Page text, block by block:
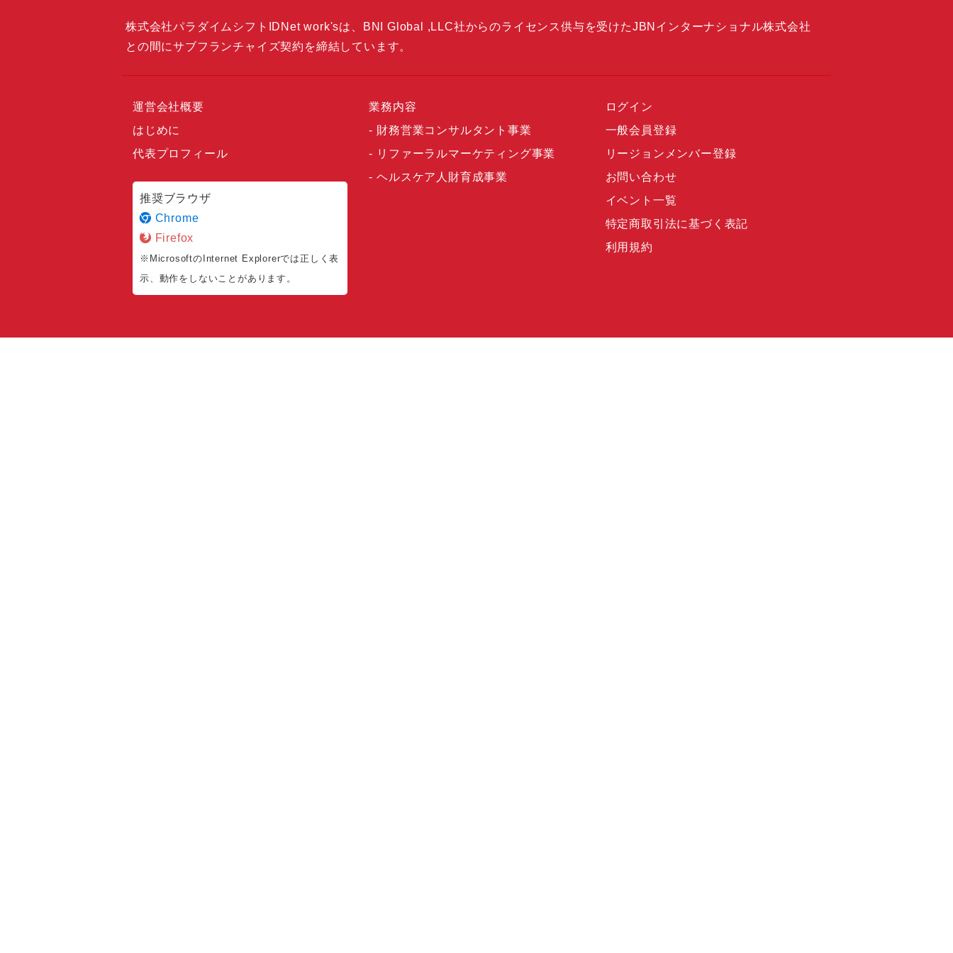
株式会社パラダイムシフトIDNet work'sは、BNI Global ,LLC社からのライセンス供与を受けたJBNインターナショナル株式会社
との間にサブフランチャイズ契約を締結しています。
運営会社概要
はじめに
代表プロフィール
推奨ブラウザ
Chrome
Firefox
※MicrosoftのInternet Explorerでは正しく表
示、動作をしないことがあります。
業務内容
財務営業コンサルタント事業
リファーラルマーケティング事業
ヘルスケア人財育成事業
ログイン
一般会員登録
リージョンメンバー登録
お問い合わせ
イベント一覧
特定商取引法に基づく表記
利用規約